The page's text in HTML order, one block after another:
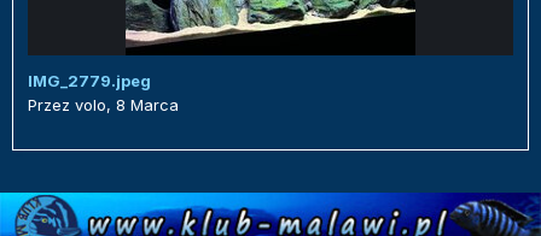
IMG_2779.jpeg
Przez volo, 8 Marca